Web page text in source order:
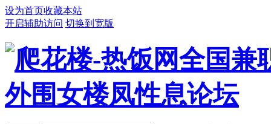
设为首页收藏本站
开启辅助访问 切换到宽版